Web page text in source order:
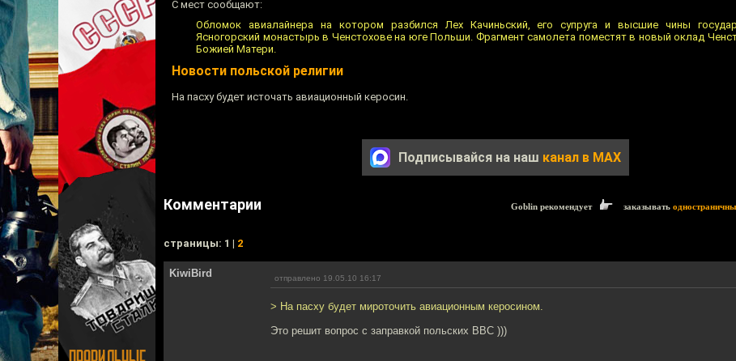
С мест сообщают:
Обломок авиалайнера на котором разбился Лех Качиньский, его супруга и высшие чины
Ясногорский монастырь в Ченстохове на юге Польши. Фрагмент самолета поместят в новый оклад
Божией Матери.
Новости польской религии
На пасху будет источать авиационный керосин.
Подписывайся на наш канал в MAX
Комментарии Goblin рекомендует заказывать
cтраницы: 1 | 2
KiwiBird отправлено 19.05.10 16:17
> На пасху будет мироточить авиационным керосином.
Это решит вопрос с заправкой польских ВВС )))